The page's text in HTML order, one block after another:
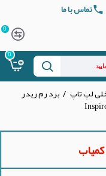
تماس با ما
0
0
لپ تاپ برد رم ریدر